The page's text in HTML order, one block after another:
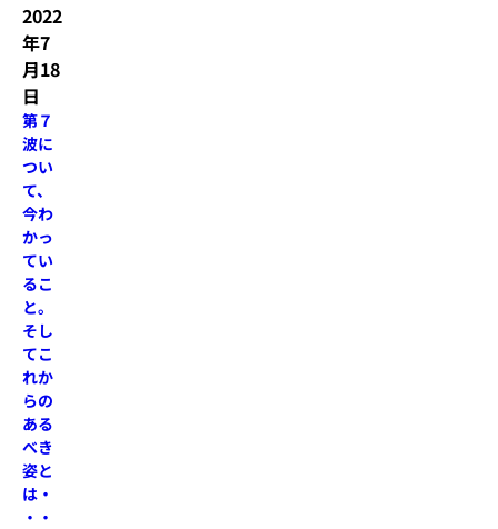
2022
年7
月18
日
第７
波に
つい
て、
今わ
かっ
てい
るこ
と。
そし
てこ
れか
らの
ある
べき
姿と
は・
・・